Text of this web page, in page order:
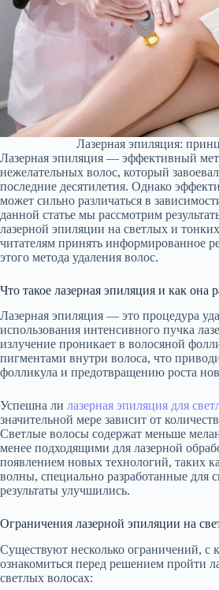
Лазерная эпиляция:
Лазерная эпиляция — эффективный
нежелательных волос, который
последние десятилетия. Однако
может сильно различаться в
данной статье мы рассмотрим
лазерной эпиляции на светлых и
читателям принять информированное
этого метода удаления волос.
Что такое лазерная эпиляция и как она
Лазерная эпиляция — это процедура
использования интенсивного пучка
излучение проникает в волосяной
пигментами внутри волоса, что
фолликула и предотвращению роста
Успешна ли лазерная эпиляция для
значительной мере зависит от
Светлые волосы содержат меньше
менее подходящими для лазерной
появлением новых технологий, таких
волны, специально разработанные для
результаты улучшились.
Ограничения лазерной эпиляции на
Существуют несколько ограничений, с
ознакомиться перед решением пройти
светлых волосах: